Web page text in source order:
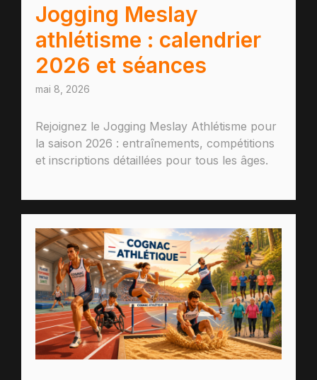
Jogging Meslay
athlétisme : calendrier
2026 et séances
mai 8, 2026
Rejoignez le Jogging Meslay Athlétisme pour
la saison 2026 : entraînements, compétitions
et inscriptions détaillées pour tous les âges.